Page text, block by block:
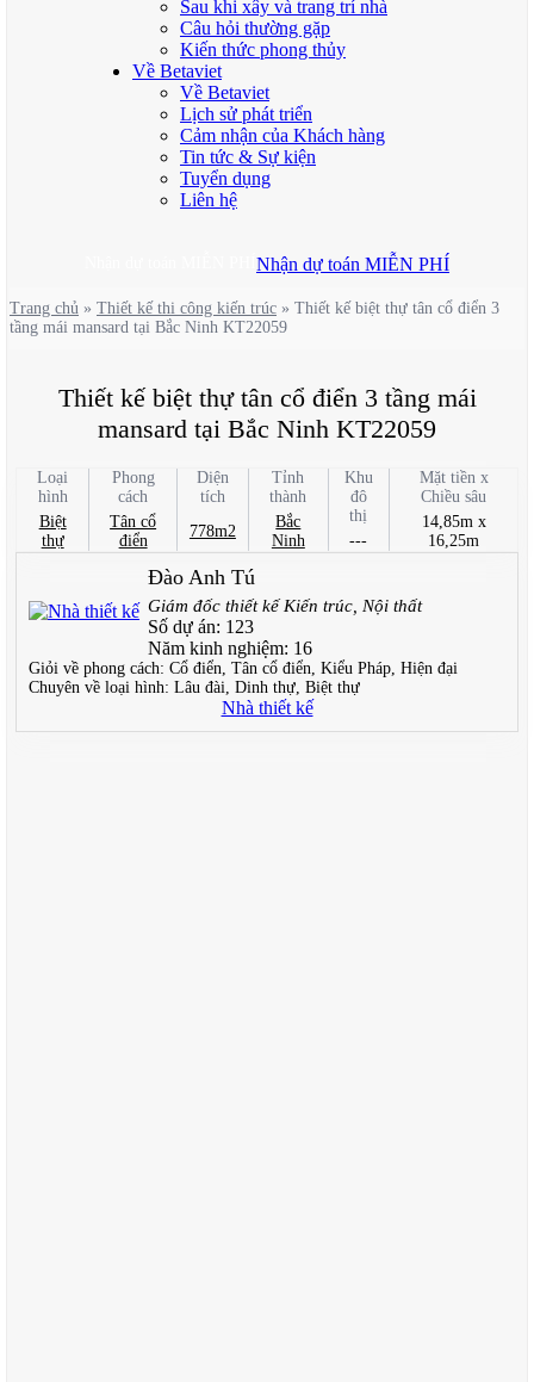
Sau khi xây và trang trí nhà
Câu hỏi thường gặp
Kiến thức phong thủy
Về Betaviet
Về Betaviet
Lịch sử phát triển
Cảm nhận của Khách hàng
Tin tức & Sự kiện
Tuyển dụng
Liên hệ
Nhận dự toán MIỄN PHÍ
Trang chủ » Thiết kế thi công kiến trúc » Thiết kế biệt thự tân cổ điển 3
tầng mái mansard tại Bắc Ninh KT22059
Thiết kế biệt thự tân cổ điển 3 tầng mái
mansard tại Bắc Ninh KT22059
Loại
hình
Biệt
thự
Phong
cách
Tân cổ
điển
Diện
tích
778m2
Tỉnh
thành
Bắc
Ninh
Khu
đô
thị
---
Mặt tiền x
Chiều sâu
14,85m x
16,25m
Đào Anh Tú
Giám đốc thiết kế Kiến trúc, Nội thất
Số dự án: 123
Năm kinh nghiệm: 16
Giỏi về phong cách: Cổ điển, Tân cổ điển, Kiểu Pháp, Hiện đại
Chuyên về loại hình: Lâu đài, Dinh thự, Biệt thự
Nhà thiết kế